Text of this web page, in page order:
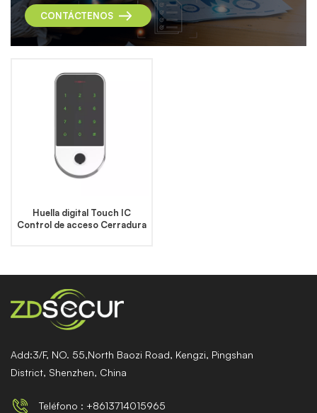
CONTÁCTENOS
Huella digital Touch IC
Control de acceso Cerradura
Add:3/F, NO. 55,North Baozi Road, Kengzi, Pingshan
District, Shenzhen, China
Teléfono : +8613714015965